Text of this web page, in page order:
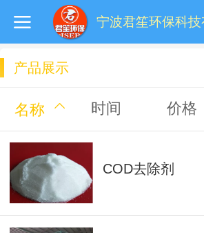
宁波君笙环保科技
产品展示
名称 时间 价格
COD去除剂